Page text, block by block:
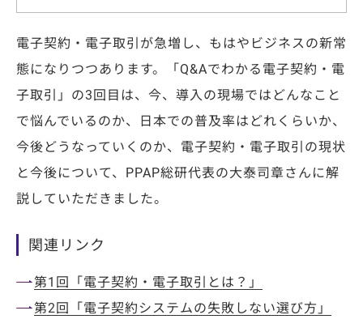
お問い合わせ
資料ダウンロード
電子契約・電子取引が急増し、もはやビジネスの新常
態になりつつあります。「Q&Aでわかる電子契約・電
子取引」の3回目は、今、導入の現場ではどんなこと
で悩んでいるのか、日本での普及率はどれくらいか、
今後どうなっていくのか、電子契約・電子取引の現状
と今後について、PPAP総研代表の大泰司章さんに解
説していただきました。
関連リンク
第1回「電子契約・電子取引とは？」
第2回「電子契約システムの失敗しない選び方」